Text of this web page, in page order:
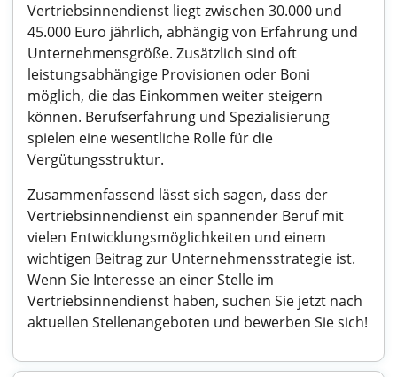
Vertriebsinnendienst liegt zwischen 30.000 und
45.000 Euro jährlich, abhängig von Erfahrung und
Unternehmensgröße. Zusätzlich sind oft
leistungsabhängige Provisionen oder Boni
möglich, die das Einkommen weiter steigern
können. Berufserfahrung und Spezialisierung
spielen eine wesentliche Rolle für die
Vergütungsstruktur.
Zusammenfassend lässt sich sagen, dass der
Vertriebsinnendienst ein spannender Beruf mit
vielen Entwicklungsmöglichkeiten und einem
wichtigen Beitrag zur Unternehmensstrategie ist.
Wenn Sie Interesse an einer Stelle im
Vertriebsinnendienst haben, suchen Sie jetzt nach
aktuellen Stellenangeboten und bewerben Sie sich!